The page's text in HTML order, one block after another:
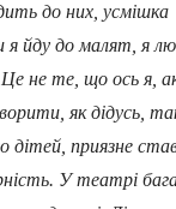
до них, усмішка
я йду до малят, я
Це не те, що ось я,
як дідусь,
дітей, приязне
У театрі